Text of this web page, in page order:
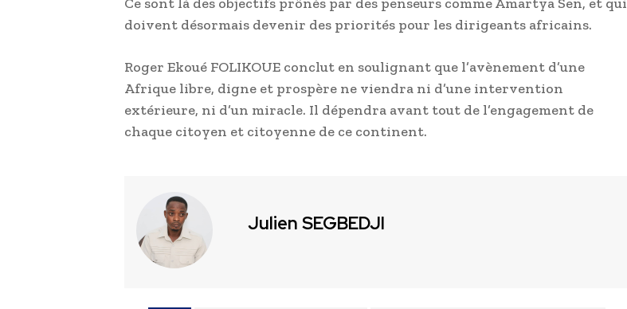
doivent désormais devenir des priorités pour les dirigeants africains.
Roger Ekoué FOLIKOUE conclut en soulignant que l’avènement d’une
Afrique libre, digne et prospère ne viendra ni d’une intervention
extérieure, ni d’un miracle. Il dépendra avant tout de l’engagement de
chaque citoyen et citoyenne de ce continent.
Julien SEGBEDJI